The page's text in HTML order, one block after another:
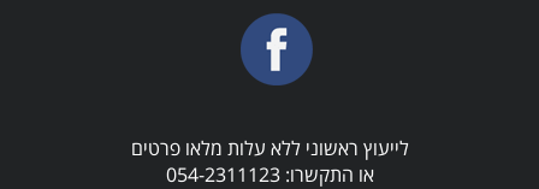
לייעוץ ראשוני ללא עלות מלאו פרטים
או התקשרו: 054-2311123